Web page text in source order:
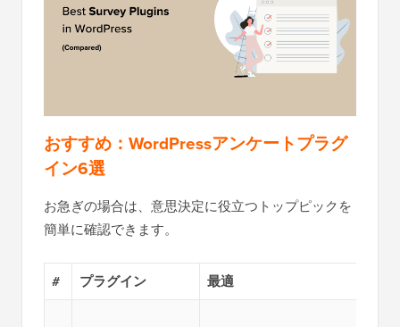
おすすめ：WordPressアンケートプラグ
イン6選
お急ぎの場合は、意思決定に役立つトップピックを
簡単に確認できます。
# プラグイン 最適